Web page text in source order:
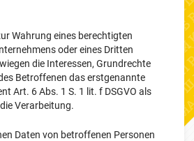
Wahrung eines berechtigten
oder eines Dritten
die Interessen, Grundrechte
Betroffenen das erstgenannte
Art. 6 Abs. 1 S. 1 lit. f DSGVO als
Verarbeitung.
Daten von betroffenen Personen